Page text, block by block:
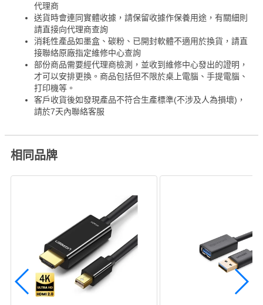
代理商
送貨時會連同實體收據，請保留收據作保養用途，有關細則
請直接向代理商查詢
消耗性產品如墨盒、碳粉、已開封軟體不適用於換貨，請直
接聯絡原廠指定維修中心查詢
部份商品需要經代理商檢測，並收到維修中心發出的證明，
才可以安排更換。商品包括但不限於桌上電腦、手提電腦、
打印機等。
客戶收貨後如發現產品不符合生產標準(不涉及人為損壞)，
請於7天內聯絡客服
相同品牌